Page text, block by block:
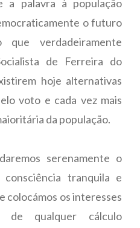
a palavra à população
o futuro
verdadeiramente
de Ferreira do
hoje alternativas
voto e cada vez mais
da população.
serenamente o
tranquila e
colocámos os interesses
de qualquer cálculo